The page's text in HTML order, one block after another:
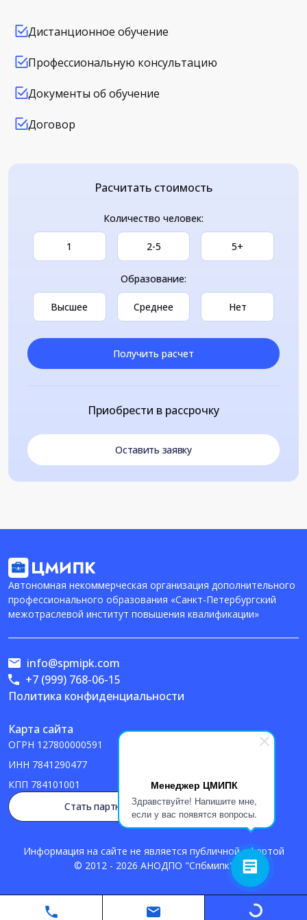
Менеджер ЦМИПК
Здравствуйте! Напишите мне,
если у вас появятся вопросы.
Дистанционное обучение
Профессиональную консультацию
Документы об обучение
Договор
Расчитать стоимость
Количество человек:
1 2-5 5+
Образование:
Высшее Среднее Нет
Получить расчет
Приобрести в рассрочку
Оставить заявку
Автономная некоммерческая организация дополнительного
профессионального образования «Санкт-Петербургский
межотраслевой институт повышения квалификации»
Политика конфиденциальности
Карта сайта
ОГРН 127800000591
ИНН 7841290477
КПП 784101001
info@spmipk.com
+7 (999) 768-06-15
Стать партнером
Информация на сайте не является публичной офертой
© 2012 - 2026 АНОДПО "Спбмипк"